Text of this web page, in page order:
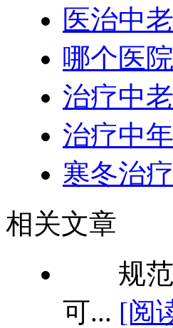
医治中
哪个医
治疗中
治疗中
寒冬治
相关文章
规范
可... [阅